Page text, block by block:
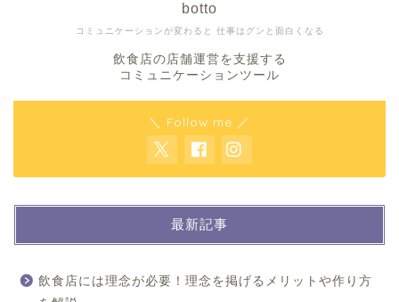
コミュニケーションが変わると 仕事はグンと面白くなる
botto
飲食店の店舗運営を支援する
コミュニケーションツール
＼ Follow me ／
最新記事
飲食店には理念が必要！理念を掲げるメリットや作り方